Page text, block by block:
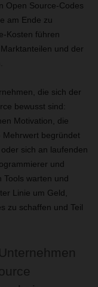
Open Source-Codes
am Ende zu
Kosten führen
und der
die sich der
bewusst sind:
Motivation, die
begründet
sich an laufenden
und
Tools warten und
Linie um Geld,
zu schaffen und Teil